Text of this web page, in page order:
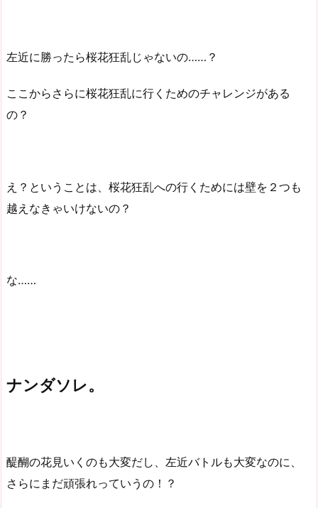
左近に勝ったら桜花狂乱じゃないの……？
ここからさらに桜花狂乱に行くためのチャレンジがある
の？
え？ということは、桜花狂乱への行くためには壁を２つも
越えなきゃいけないの？
な……
ナンダソレ。
醍醐の花見いくのも大変だし、左近バトルも大変なのに、
さらにまだ頑張れっていうの！？